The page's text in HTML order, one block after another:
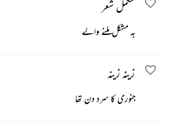
مکمل شعر
بہ مشکل ملنے والے
زینہ زینہ
جنوری کا سرد دن تھا